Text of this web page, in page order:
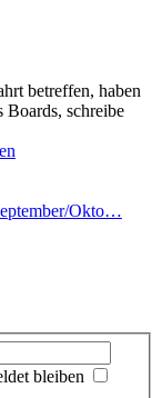
betreffen, haben
Boards, schreibe
Okto…
bleiben